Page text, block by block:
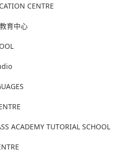
CENTRE
育中心
ACADEMY TUTORIAL SCHOOL